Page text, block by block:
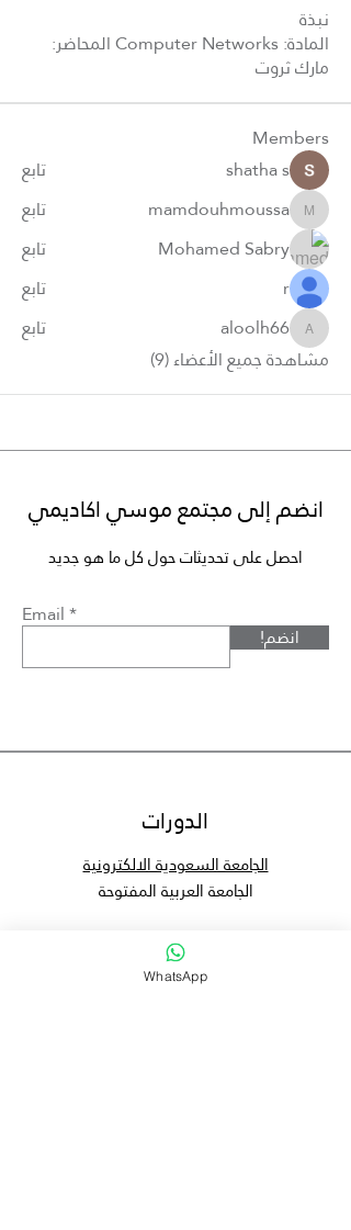
نبذة
المادة: Computer Networks المحاضر:
مارك ثروت
Members
shatha s
تابع
mamdouhmoussa
mamdouhmoussa
تابع
Mohamed Sabry
تابع
r
تابع
aloolh66
aloolh66
تابع
مشاهدة جميع الأعضاء (9)
انضم إلى مجتمع موسي اكاديمي
احصل على تحديثات حول كل ما هو جديد
Email
!انضم
الدورات
الجامعة السعودية الالكترونية
الجامعة العربية المفتوحة
معلومات
WhatsApp